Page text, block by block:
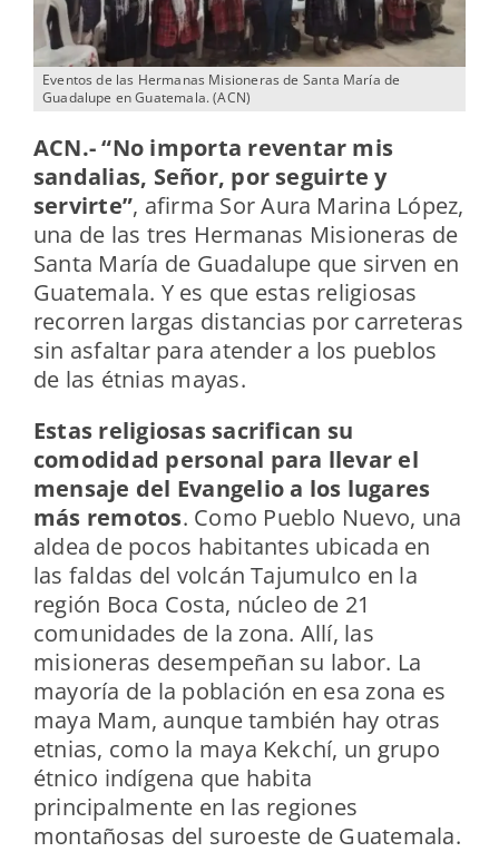
Eventos de las Hermanas Misioneras de Santa María de
Guadalupe en Guatemala. (ACN)
ACN.-“No importa reventar mis
sandalias, Señor, por seguirte y
servirte”, afirma Sor Aura Marina López,
una de las tres Hermanas Misioneras de
Santa María de Guadalupe que sirven en
Guatemala. Y es que estas religiosas
recorren largas distancias por carreteras
sin asfaltar para atender a los pueblos
de las étnias mayas.
Estas religiosas sacrifican su
comodidad personal para llevar el
mensaje del Evangelio a los lugares
más remotos. Como Pueblo Nuevo, una
aldea de pocos habitantes ubicada en
las faldas del volcán Tajumulco en la
región Boca Costa, núcleo de 21
comunidades de la zona. Allí, las
misioneras desempeñan su labor. La
mayoría de la población en esa zona es
maya Mam, aunque también hay otras
etnias, como la maya Kekchí, un grupo
étnico indígena que habita
principalmente en las regiones
montañosas del suroeste de Guatemala.